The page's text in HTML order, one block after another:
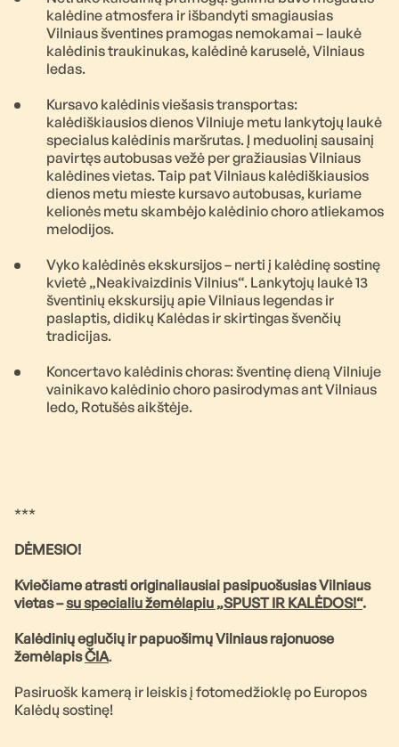
kalėdine atmosfera ir išbandyti smagiausias
Vilniaus šventines pramogas nemokamai – laukė
kalėdinis traukinukas, kalėdinė karuselė, Vilniaus
ledas.
Kursavo kalėdinis viešasis transportas:
kalėdiškiausios dienos Vilniuje metu lankytojų laukė
specialus kalėdinis maršrutas. Į meduolinį sausainį
pavirtęs autobusas vežė per gražiausias Vilniaus
kalėdines vietas. Taip pat Vilniaus kalėdiškiausios
dienos metu mieste kursavo autobusas, kuriame
kelionės metu skambėjo kalėdinio choro atliekamos
melodijos.
Vyko kalėdinės ekskursijos – nerti į kalėdinę sostinę
kvietė „Neakivaizdinis Vilnius“. Lankytojų laukė 13
šventinių ekskursijų apie Vilniaus legendas ir
paslaptis, didikų Kalėdas ir skirtingas švenčių
tradicijas.
Koncertavo kalėdinis choras: šventinę dieną Vilniuje
vainikavo kalėdinio choro pasirodymas ant Vilniaus
ledo, Rotušės aikštėje.
***
DĖMESIO!
Kviečiame atrasti originaliausiai pasipuošusias Vilniaus
vietas –su specialiu žemėlapiu „SPUST IR KALĖDOS!“.
Kalėdinių eglučių ir papuošimų Vilniaus rajonuose
žemėlapisČIA.
Pasiruošk kamerą ir leiskis į fotomedžioklę po Europos
Kalėdų sostinę!